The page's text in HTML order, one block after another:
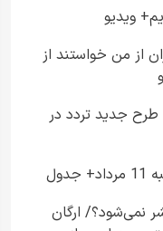
ویدیو
از من خواستند از
طرح جدید تردد در
نمی‌شود؟/ ارگان